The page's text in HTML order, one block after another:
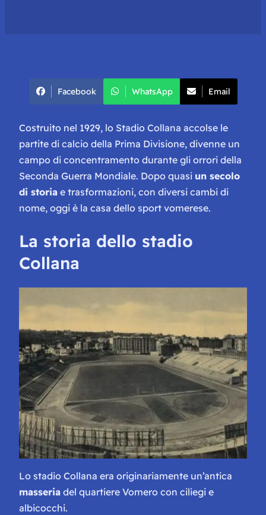
Facebook WhatsApp Email
Costruito nel 1929, lo Stadio Collana accolse le
partite di calcio della Prima Divisione, divenne un
campo di concentramento durante gli orrori della
Seconda Guerra Mondiale. Dopo quasi un secolo
di storia e trasformazioni, con diversi cambi di
nome, oggi è la casa dello sport vomerese.
La storia dello stadio
Collana
Lo stadio Collana era originariamente un’antica
masseria del quartiere Vomero con ciliegi e
albicocchi.